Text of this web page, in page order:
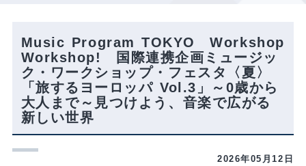
Music Program TOKYO Workshop
Workshop! 国際連携企画ミュージッ
ク・ワークショップ・フェスタ〈夏〉
「旅するヨーロッパ Vol.3」～0歳から
大人まで～見つけよう、音楽で広がる
新しい世界
2026年05月12日